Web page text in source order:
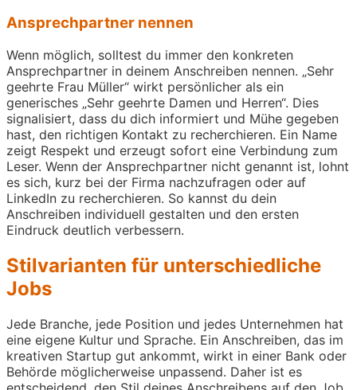
Ansprechpartner nennen
Wenn möglich, solltest du immer den konkreten
Ansprechpartner in deinem Anschreiben nennen. „Sehr
geehrte Frau Müller“ wirkt persönlicher als ein
generisches „Sehr geehrte Damen und Herren“. Dies
signalisiert, dass du dich informiert und Mühe gegeben
hast, den richtigen Kontakt zu recherchieren. Ein Name
zeigt Respekt und erzeugt sofort eine Verbindung zum
Leser. Wenn der Ansprechpartner nicht genannt ist, lohnt
es sich, kurz bei der Firma nachzufragen oder auf
LinkedIn zu recherchieren. So kannst du dein
Anschreiben individuell gestalten und den ersten
Eindruck deutlich verbessern.
Stilvarianten für unterschiedliche
Jobs
Jede Branche, jede Position und jedes Unternehmen hat
eine eigene Kultur und Sprache. Ein Anschreiben, das im
kreativen Startup gut ankommt, wirkt in einer Bank oder
Behörde möglicherweise unpassend. Daher ist es